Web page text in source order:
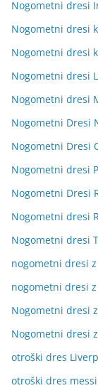
Nogometni dresi
Nogometni dresi
Nogometni dresi
Nogometni dresi
Nogometni dresi
Nogometni Dresi
Nogometni Dresi
Nogometni dresi
Nogometni Dresi
Nogometni dresi
Nogometni dresi
nogometni dresi
nogometni dresi
Nogometni dresi
Nogometni dresi
otroški dres
otroški dres messi